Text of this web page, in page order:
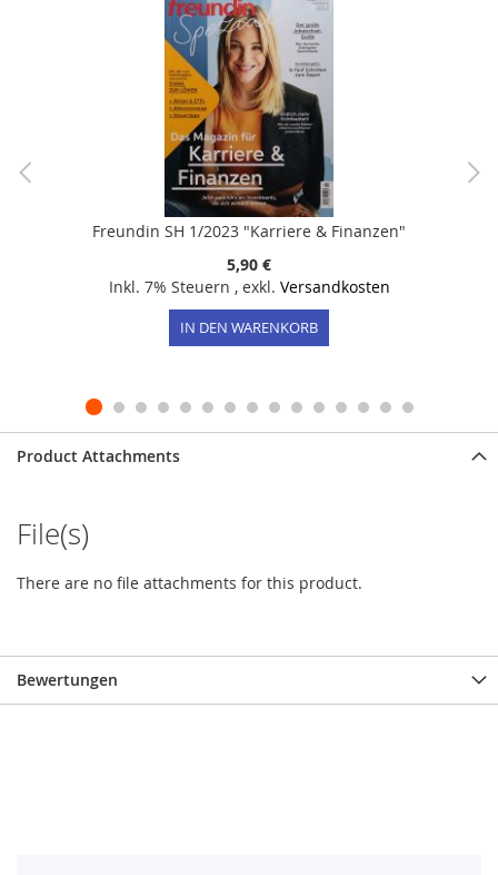
Freundin SH 1/2023 "Karriere & Finanzen"
5,90 €
Inkl. 7% Steuern , exkl. Versandkosten
IN DEN WARENKORB
Product Attachments
File(s)
There are no file attachments for this product.
Bewertungen